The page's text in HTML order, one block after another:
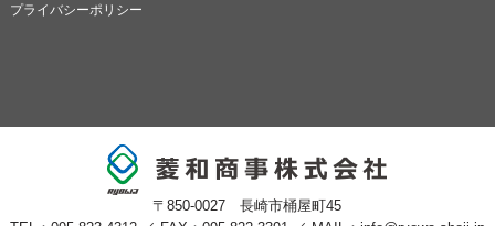
プライバシーポリシー
〒850-0027 長崎市桶屋町45